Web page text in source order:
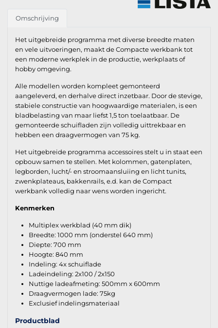
Omschrijving
Het uitgebreide programma met diverse breedte maten
en vele uitvoeringen, maakt de Compacte werkbank tot
een moderne werkplek in de productie, werkplaats of
hobby omgeving.
Alle modellen worden kompleet gemonteerd
aangeleverd, en derhalve direct inzetbaar. Door de stevige,
stabiele constructie van hoogwaardige materialen, is een
bladbelasting van maar liefst 1,5 ton toelaatbaar. De
gemonteerde schuifladen zijn volledig uittrekbaar en
hebben een draagvermogen van 75 kg.
Het uitgebreide programma accessoires stelt u in staat een
opbouw samen te stellen. Met kolommen, gatenplaten,
legborden, lucht/- en stroomaansluiing en licht tunits,
zwenkplateaus, bakkenrails, e.d. kan de Compact
werkbank volledig naar wens worden ingericht.
Kenmerken
Multiplex werkblad (40 mm dik)
Breedte: 1000 mm (onderstel 640 mm)
Diepte: 700 mm
Hoogte: 840 mm
Indeling: 4x schuiflade
Ladeindeling: 2x100 / 2x150
Nuttige ladeafmeting: 500mm x 600mm
Draagvermogen lade: 75kg
Exclusief indelingsmateriaal
Productblad